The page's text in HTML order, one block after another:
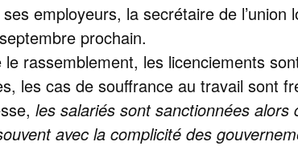
employeurs, la secrétaire de l’union
prochain.
rassemblement, les licenciements
les cas de souffrance au travail sont
les salariés sont sanctionnées alors
avec la complicité des